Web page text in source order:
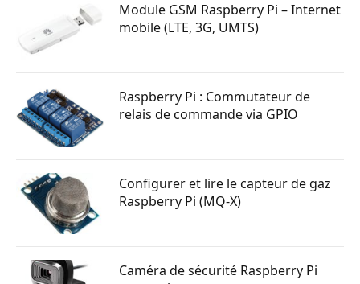
Module GSM Raspberry Pi – Internet
mobile (LTE, 3G, UMTS)
Raspberry Pi : Commutateur de
relais de commande via GPIO
Configurer et lire le capteur de gaz
Raspberry Pi (MQ-X)
Caméra de sécurité Raspberry Pi